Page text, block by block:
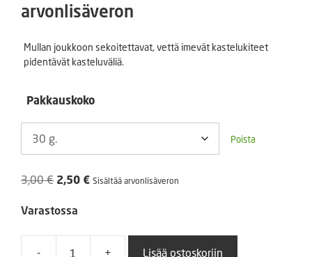
-
arvonlisäveron
Mullan joukkoon sekoitettavat, vettä imevät kastelukiteet
pidentävät kasteluväliä.
Pakkauskoko
Poista
3,00€ Alkuperäinen
oli:
2,50 €Nykyinen
Sisältää arvonlisäveron
Varastossa
- + Lisää ostoskoriin